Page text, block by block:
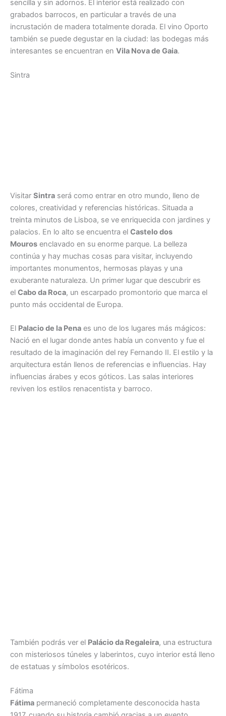
sencilla y sin adornos. El interior está realizado con
grabados barrocos, en particular a través de una
incrustación de madera totalmente dorada. El vino Oporto
también se puede degustar en la ciudad: las bodegas más
interesantes se encuentran en Vila Nova de Gaia.
Sintra
Visitar Sintra será como entrar en otro mundo, lleno de
colores, creatividad y referencias históricas. Situada a
treinta minutos de Lisboa, se ve enriquecida con jardines y
palacios. En lo alto se encuentra el Castelo dos
Mouros enclavado en su enorme parque. La belleza
continúa y hay muchas cosas para visitar, incluyendo
importantes monumentos, hermosas playas y una
exuberante naturaleza. Un primer lugar que descubrir es
el Cabo da Roca, un escarpado promontorio que marca el
punto más occidental de Europa.
El Palacio de la Pena es uno de los lugares más mágicos:
Nació en el lugar donde antes había un convento y fue el
resultado de la imaginación del rey Fernando II. El estilo y la
arquitectura están llenos de referencias e influencias. Hay
influencias árabes y ecos góticos. Las salas interiores
reviven los estilos renacentista y barroco.
También podrás ver el Palácio da Regaleira, una estructura
con misteriosos túneles y laberintos, cuyo interior está lleno
de estatuas y símbolos esotéricos.
Fátima
Fátima permaneció completamente desconocida hasta